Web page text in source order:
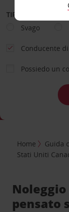
TIPOLOGIA DI
Svago
Conducente
Possiedo un
Home Guida
Stati Uniti
pensato